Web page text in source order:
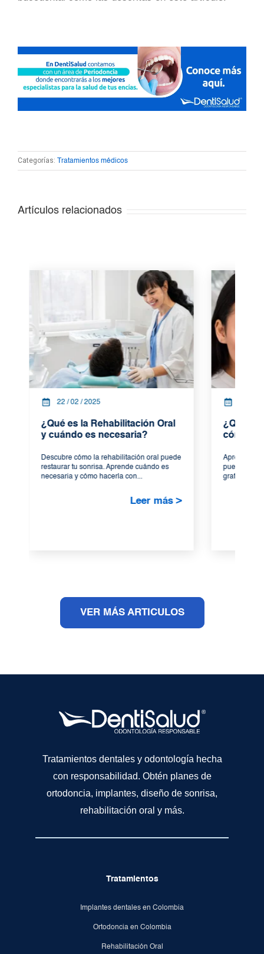
Categorías: Tratamientos médicos
Artículos relacionados
22 / 02 / 2025
¿Qué es la Rehabilitación Oral
y cuándo es necesaria?
Descubre cómo la rehabilitación oral puede
restaurar tu sonrisa. Aprende cuándo es
necesaria y cómo hacerla con...
Leer más >
¿Qué es
cómo
Aprende
puedes
gratuita con
VER MÁS ARTICULOS
Tratamientos dentales y odontología hecha
con responsabilidad. Obtén planes de
ortodoncia, implantes, diseño de sonrisa,
rehabilitación oral y más.
Tratamientos
Implantes dentales en Colombia
Ortodoncia en Colombia
Rehabilitación Oral